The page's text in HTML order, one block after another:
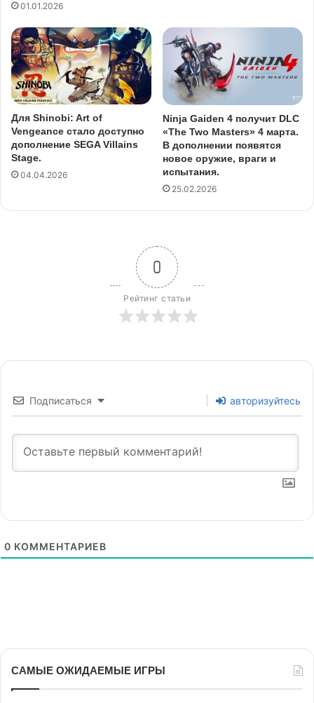
01.01.2026
Для Shinobi: Art of
Vengeance стало доступно
дополнение SEGA Villains
Stage.
04.04.2026
Ninja Gaiden 4 получит DLC
«The Two Masters» 4 марта.
В дополнении появятся
новое оружие, враги и
испытания.
25.02.2026
0
Рейтинг статьи
Подписаться авторизуйтесь
0 КОММЕНТАРИЕВ
САМЫЕ ОЖИДАЕМЫЕ ИГРЫ